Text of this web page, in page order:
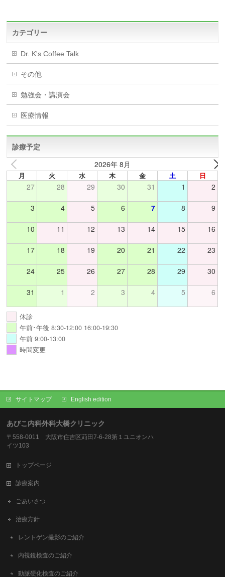
カテゴリー
Dr. K's Coffee Talk
その他
勉強会・講演会
医療情報
診療予定
2026年 8月
月 火 水 木 金 土 日
27 28 29 30 31 1 2
3 4 5 6 7 8 9
10 11 12 13 14 15 16
17 18 19 20 21 22 23
24 25 26 27 28 29 30
31 1 2 3 4 5 6
休診
午前･午後 8:30-12:00 16:00-19:30
午前 9:00-13:00
時間変更
サイトマップ English edition
あびこ内科外科大橋クリニック
〒558-0011 大阪市住吉区苅田7-6-28第１ユニオンハ
イツ103
トップページ
診療案内
ごあいさつ
治療方針
レントゲン撮影のご紹介
内視鏡検査のご紹介
動脈硬化検査のご紹介